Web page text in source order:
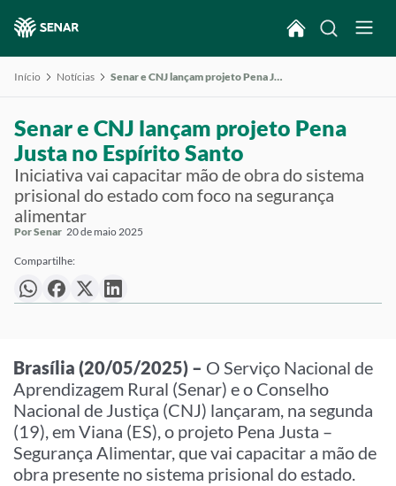
Início Notícias Senar e CNJ lançam projeto Pena Justa no Espírito Santo
Senar e CNJ lançam projeto Pena
Justa no Espírito Santo
Iniciativa vai capacitar mão de obra do sistema
prisional do estado com foco na segurança
alimentar
Por Senar 20 de maio 2025
Compartilhe:
Brasília (20/05/2025) – O Serviço Nacional de
Aprendizagem Rural (Senar) e o Conselho
Nacional de Justiça (CNJ) lançaram, na segunda
(19), em Viana (ES), o projeto Pena Justa –
Segurança Alimentar, que vai capacitar a mão de
obra presente no sistema prisional do estado.